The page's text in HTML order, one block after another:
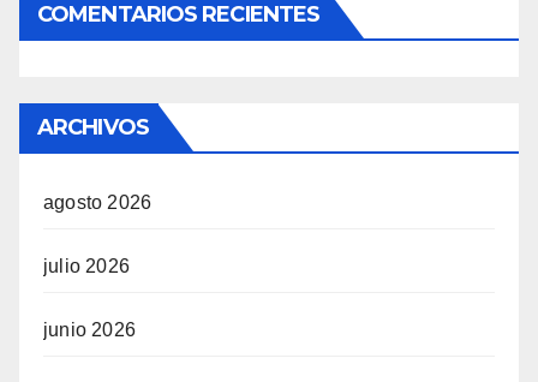
COMENTARIOS RECIENTES
ARCHIVOS
agosto 2026
julio 2026
junio 2026